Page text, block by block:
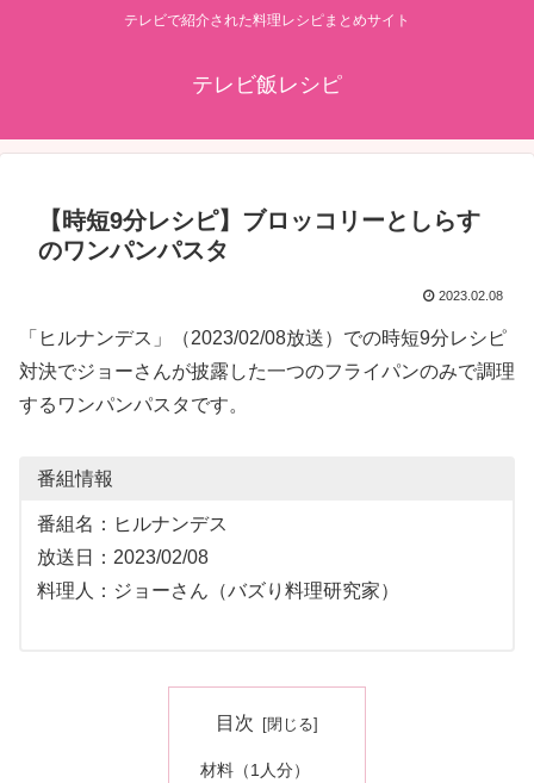
テレビで紹介された料理レシピまとめサイト
テレビ飯レシピ
【時短9分レシピ】ブロッコリーとしらす
のワンパンパスタ
2023.02.08
「ヒルナンデス」（2023/02/08放送）での時短9分レシピ
対決でジョーさんが披露した一つのフライパンのみで調理
するワンパンパスタです。
番組情報
番組名：ヒルナンデス
放送日：2023/02/08
料理人：ジョーさん（バズり料理研究家）
目次
材料（1人分）